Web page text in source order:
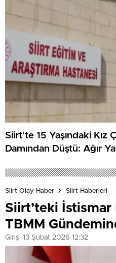
Siirt’te 15 Yaşındaki Kız
Damından Düştü: Ağır
Siirt Olay Haber Siirt Haberleri
Siirt’teki İstismar
TBMM
Giriş: 13 Şubat 2026 12:32